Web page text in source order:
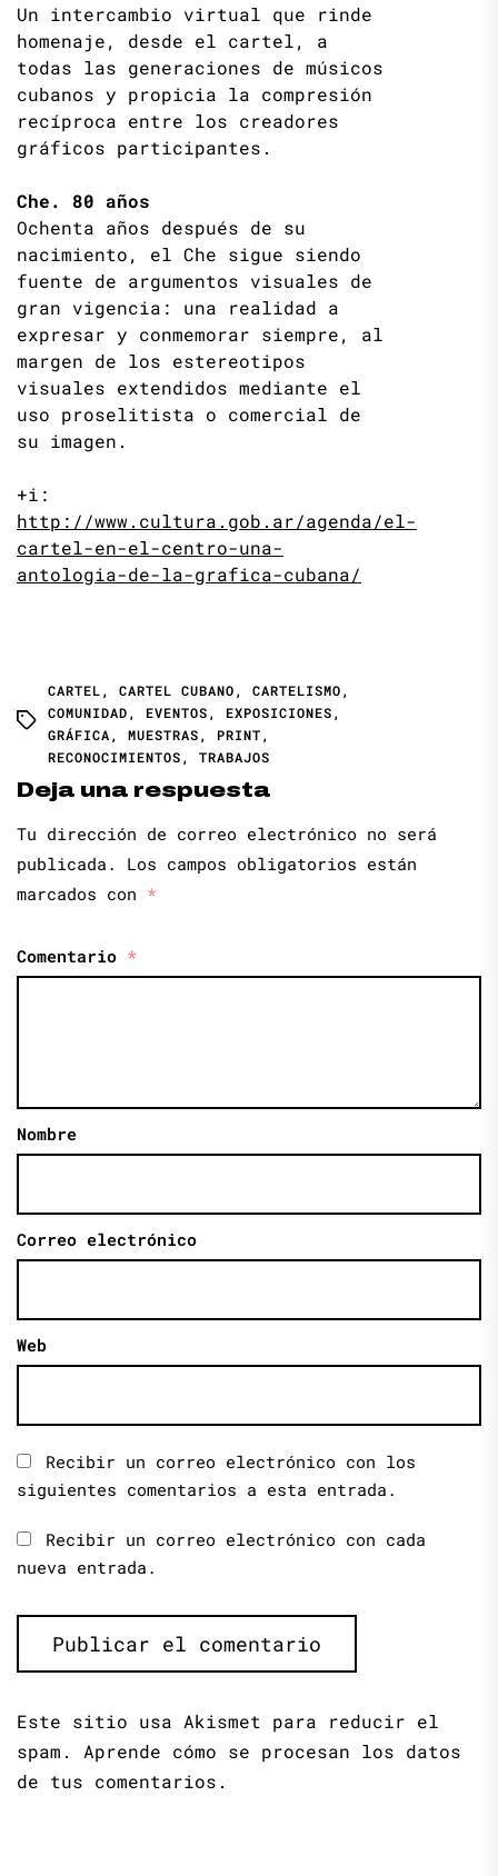
Un intercambio virtual que rinde
homenaje, desde el cartel, a
todas las generaciones de músicos
cubanos y propicia la compresión
recíproca entre los creadores
gráficos participantes.
Che. 80 años
Ochenta años después de su
nacimiento, el Che sigue siendo
fuente de argumentos visuales de
gran vigencia: una realidad a
expresar y conmemorar siempre, al
margen de los estereotipos
visuales extendidos mediante el
uso proselitista o comercial de
su imagen.
+i:
http://www.cultura.gob.ar/agenda/el-
cartel-en-el-centro-una-
antologia-de-la-grafica-cubana/
CARTEL, CARTEL CUBANO, CARTELISMO,
COMUNIDAD, EVENTOS, EXPOSICIONES,
GRÁFICA, MUESTRAS, PRINT,
RECONOCIMIENTOS, TRABAJOS
Deja una respuesta
Tu dirección de correo electrónico no será
publicada.
Los campos obligatorios están
marcados con *
Comentario *
Nombre
Correo electrónico
Web
Recibir un correo electrónico con los
siguientes comentarios a esta entrada.
Recibir un correo electrónico con cada
nueva entrada.
Este sitio usa Akismet para reducir el
spam. Aprende cómo se procesan los datos
de tus comentarios.